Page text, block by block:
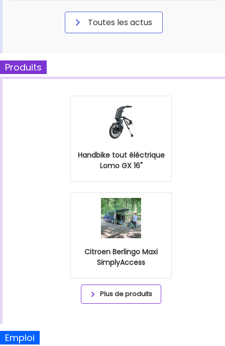
Toutes les actus
Produits
Handbike tout éléctrique
Lomo GX 16"
Citroen Berlingo Maxi
SimplyAccess
Plus de produits
Emploi